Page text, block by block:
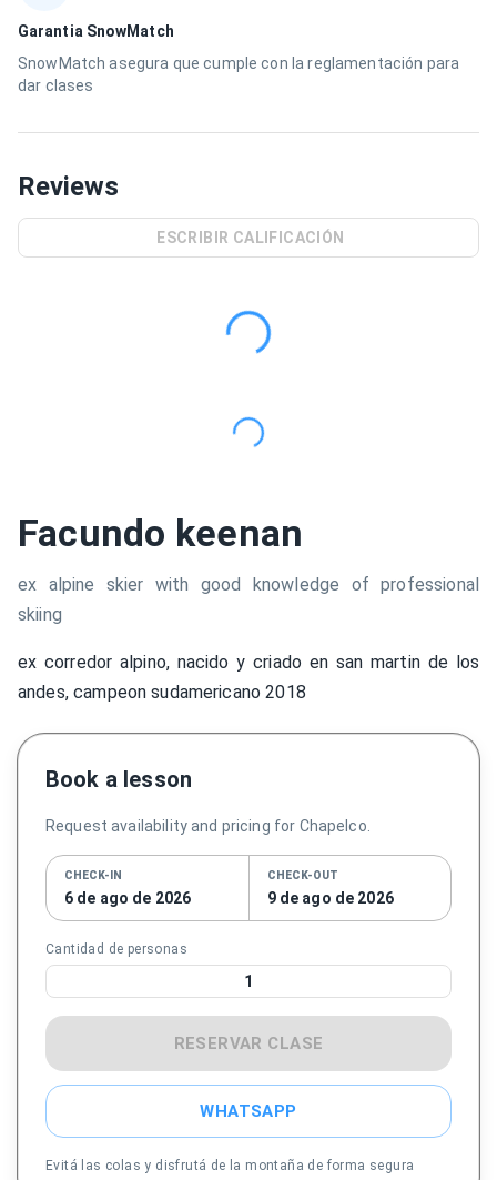
Garantia SnowMatch
SnowMatch asegura que cumple con la reglamentación para
dar clases
Reviews
ESCRIBIR CALIFICACIÓN
Facundo keenan
ex alpine skier with good knowledge of professional
skiing
ex corredor alpino, nacido y criado en san martin de los
andes, campeon sudamericano 2018
Book a lesson
Request availability and pricing for Chapelco.
CHECK-IN
6 de ago de 2026
CHECK-OUT
9 de ago de 2026
Cantidad de personas
1
RESERVAR CLASE
WHATSAPP
Evitá las colas y disfrutá de la montaña de forma segura